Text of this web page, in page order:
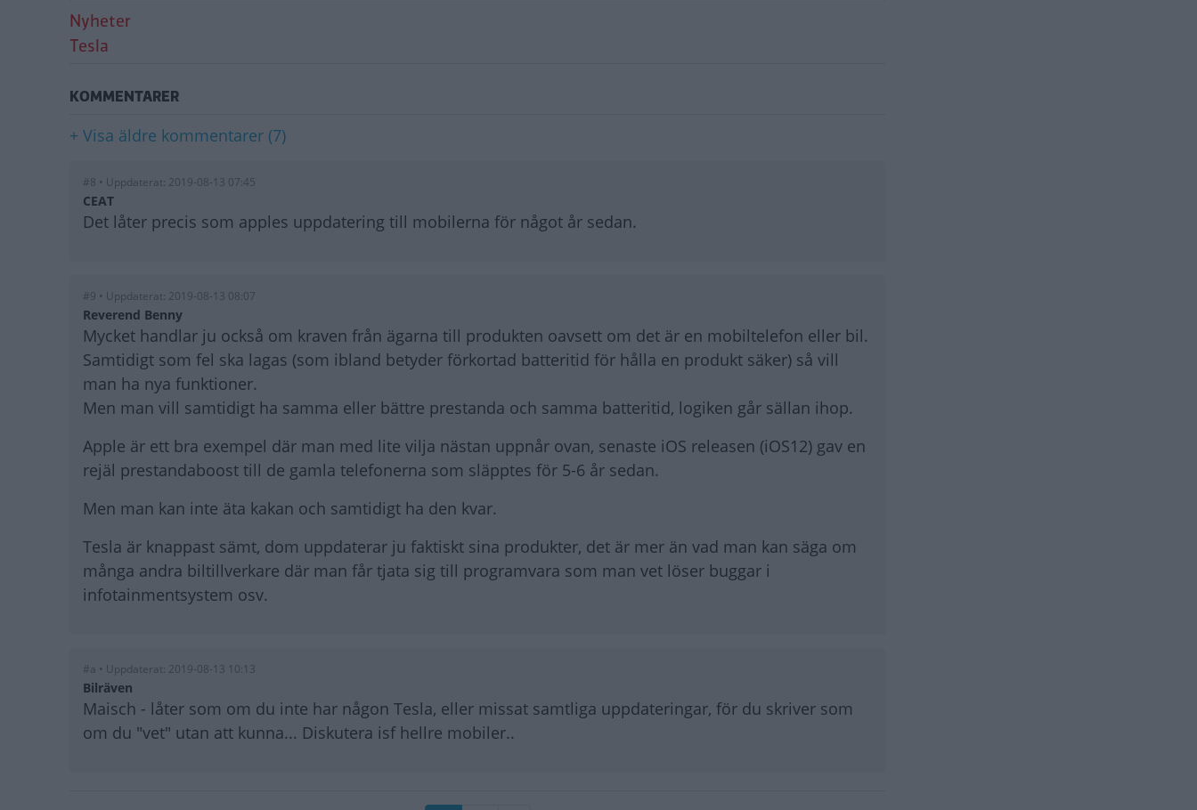
Nyheter
Tesla
KOMMENTARER
+ Visa äldre kommentarer (7)
#8 • Uppdaterat: 2019-08-13 07:45
CEAT
Det låter precis som apples uppdatering till mobilerna för något år sedan.
#9 • Uppdaterat: 2019-08-13 08:07
Reverend Benny
Mycket handlar ju också om kraven från ägarna till produkten oavsett om det är en mobiltelefon eller bil.
Samtidigt som fel ska lagas (som ibland betyder förkortad batteritid för hålla en produkt säker) så vill
man ha nya funktioner.
Men man vill samtidigt ha samma eller bättre prestanda och samma batteritid, logiken går sällan ihop.
Apple är ett bra exempel där man med lite vilja nästan uppnår ovan, senaste iOS releasen (iOS12) gav en
rejäl prestandaboost till de gamla telefonerna som släpptes för 5-6 år sedan.
Men man kan inte äta kakan och samtidigt ha den kvar.
Tesla är knappast sämt, dom uppdaterar ju faktiskt sina produkter, det är mer än vad man kan säga om
många andra biltillverkare där man får tjata sig till programvara som man vet löser buggar i
infotainmentsystem osv.
#a • Uppdaterat: 2019-08-13 10:13
Bilräven
Maisch - låter som om du inte har någon Tesla, eller missat samtliga uppdateringar, för du skriver som
om du "vet" utan att kunna... Diskutera isf hellre mobiler..